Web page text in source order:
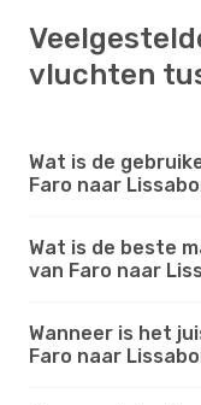
vluchten
Wat is de
Faro naar
Wat is de beste
van Faro naar
Wanneer is het
Faro naar